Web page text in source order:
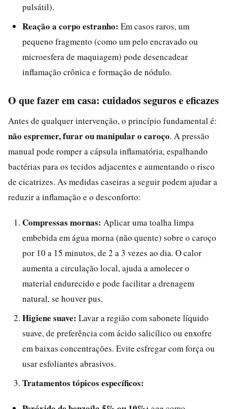
pulsátil).
Reação a corpo estranho: Em casos raros, um
pequeno fragmento (como um pelo encravado ou
microesfera de maquiagem) pode desencadear
inflamação crônica e formação de nódulo.
O que fazer em casa: cuidados seguros e eficazes
Antes de qualquer intervenção, o princípio fundamental é:
não espremer, furar ou manipular o caroço. A pressão
manual pode romper a cápsula inflamatória, espalhando
bactérias para os tecidos adjacentes e aumentando o risco
de cicatrizes. As medidas caseiras a seguir podem ajudar a
reduzir a inflamação e o desconforto:
Compressas mornas: Aplicar uma toalha limpa
embebida em água morna (não quente) sobre o caroço
por 10 a 15 minutos, de 2 a 3 vezes ao dia. O calor
aumenta a circulação local, ajuda a amolecer o
material endurecido e pode facilitar a drenagem
natural, se houver pus.
Higiene suave: Lavar a região com sabonete líquido
suave, de preferência com ácido salicílico ou enxofre
em baixas concentrações. Evite esfregar com força ou
usar esfoliantes abrasivos.
Tratamentos tópicos específicos: